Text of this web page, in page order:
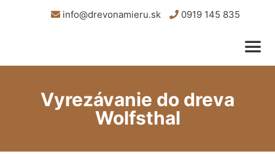
info@drevonamieru.sk 0919 145 835
Vyrezávanie do dreva
Wolfsthal